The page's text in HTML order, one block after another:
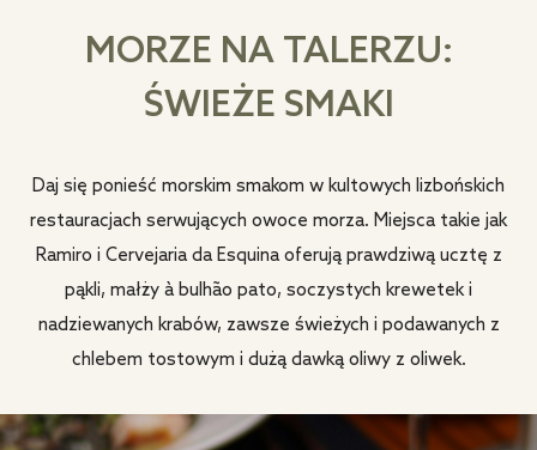
MORZE NA TALERZU:
ŚWIEŻE SMAKI
Daj się ponieść morskim smakom w kultowych lizbońskich
restauracjach serwujących owoce morza. Miejsca takie jak
Ramiro i Cervejaria da Esquina oferują prawdziwą ucztę z
pąkli, małży à bulhão pato, soczystych krewetek i
nadziewanych krabów, zawsze świeżych i podawanych z
chlebem tostowym i dużą dawką oliwy z oliwek.